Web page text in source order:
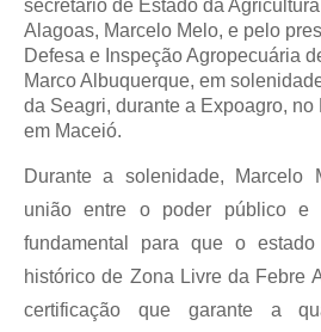
secretário de Estado da
Alagoas, Marcelo Melo, e pelo
Defesa e Inspeção Agropecuária
Marco Albuquerque, em
da Seagri, durante a Expoagro, no
em Maceió.
Durante a solenidade, Marcelo
união entre o poder público e
fundamental para que o
histórico de Zona Livre da Febre
certificação que garante a